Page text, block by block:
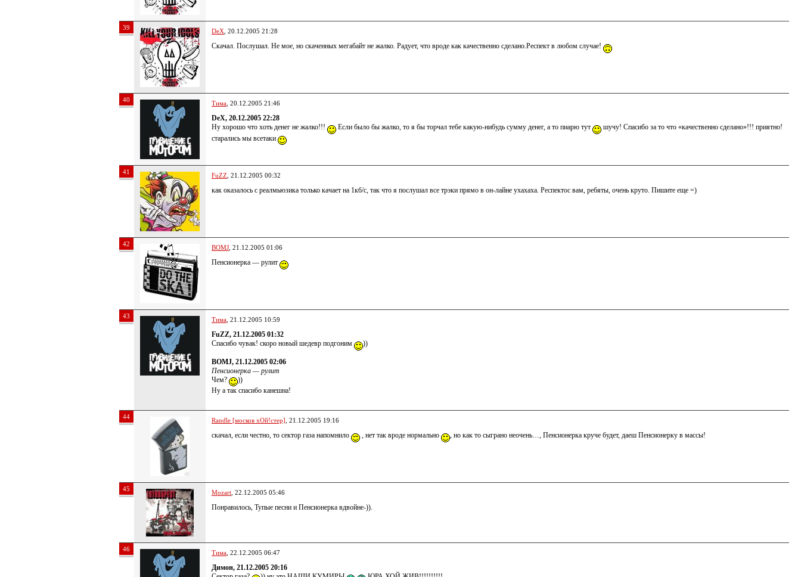
39 DeX , 20.12.2005 21:28
Скачал. Послушал. Не мое, но скаченных мегабайт не жалко. Радует, что вроде как качественно сделано.Респект в любом случае!
40 Тима , 20.12.2005 21:46
DeX, 20.12.2005 22:28
Ну хорошо что хоть денег не жалко!!!
Если было бы жалко, то я бы торчал тебе какую-нибудь сумму денег, а то пиарю тут
шучу! Спасибо за то что «качественно сделано»!!! приятно!
старались мы всетаки
41 FuZZ , 21.12.2005 00:32
как оказалось с реалмьюзика только качает на 1кб/с, так что я послушал все трэки прямо в он-лайне ухахаха. Респектос вам, ребяты, очень круто. Пишите еще =)
42 BOMJ , 21.12.2005 01:06
Пенсионерка — рулит
43 Тима , 21.12.2005 10:59
FuZZ, 21.12.2005 01:32
Спасибо чувак! скоро новый шедевр подгоним
))
BOMJ, 21.12.2005 02:06
Пенсионерка — рулит
Чем?
))
Ну а так спасибо канешна!
44 Randle [москов хОй!стер] , 21.12.2005 19:16
скачал, если честно, то сектор газа напомнило , нет так вроде нормально , но как то сыграно неочень…, Пенсионерка круче будет, даеш Пенсионерку в массы!
45 Mozart , 22.12.2005 05:46
Понравилось, Тупые песни и Пенсионерка вдвойне-)).
46 Тима , 22.12.2005 06:47
Димон, 21.12.2005 20:16